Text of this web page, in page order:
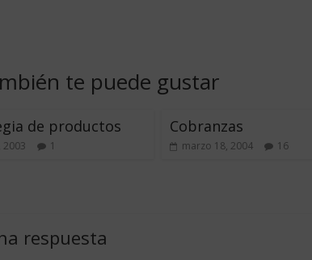
te puede gustar
de productos
2003 1
Cobranzas
marzo 18, 2004 16
respuesta